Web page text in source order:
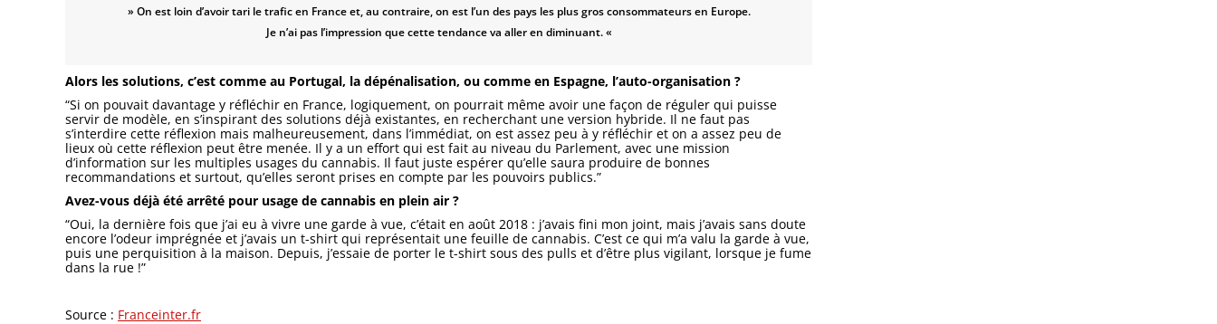
» On est loin d’avoir tari le trafic en France et, au contraire, on est l’un des pays les plus gros consommateurs en Europe.
Je n’ai pas l’impression que cette tendance va aller en diminuant. «
Alors les solutions, c’est comme au Portugal, la dépénalisation, ou comme en Espagne, l’auto-organisation ?
“Si on pouvait davantage y réfléchir en France, logiquement, on pourrait même avoir une façon de réguler qui puisse
servir de modèle, en s’inspirant des solutions déjà existantes, en recherchant une version hybride. Il ne faut pas
s’interdire cette réflexion mais malheureusement, dans l’immédiat, on est assez peu à y réfléchir et on a assez peu de
lieux où cette réflexion peut être menée. Il y a un effort qui est fait au niveau du Parlement, avec une mission
d’information sur les multiples usages du cannabis. Il faut juste espérer qu’elle saura produire de bonnes
recommandations et surtout, qu’elles seront prises en compte par les pouvoirs publics.”
Avez-vous déjà été arrêté pour usage de cannabis en plein air ?
“Oui, la dernière fois que j’ai eu à vivre une garde à vue, c’était en août 2018 : j’avais fini mon joint, mais j’avais sans doute
encore l’odeur imprégnée et j’avais un t-shirt qui représentait une feuille de cannabis. C’est ce qui m’a valu la garde à vue,
puis une perquisition à la maison. Depuis, j’essaie de porter le t-shirt sous des pulls et d’être plus vigilant, lorsque je fume
dans la rue !”
Source : Franceinter.fr